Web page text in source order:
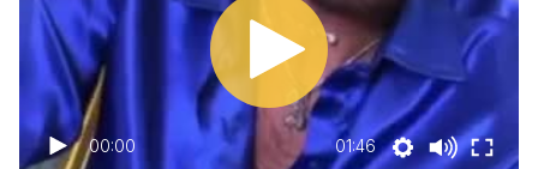
00:00 01:46